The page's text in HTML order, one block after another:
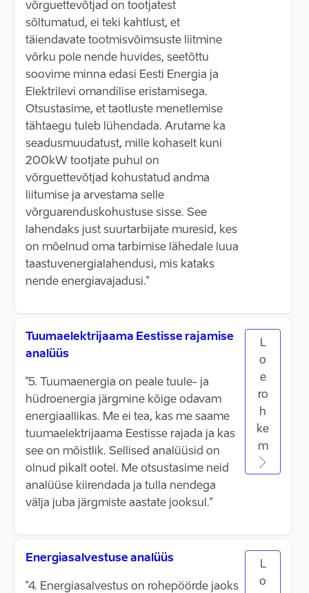
võrguettevõtjad on tootjatest
sõltumatud, ei teki kahtlust, et
täiendavate tootmisvõimsuste liitmine
võrku pole nende huvides, seetõttu
soovime minna edasi Eesti Energia ja
Elektrilevi omandilise eristamisega.
Otsustasime, et taotluste menetlemise
tähtaegu tuleb lühendada. Arutame ka
seadusmuudatust, mille kohaselt kuni
200kW tootjate puhul on
võrguettevõtjad kohustatud andma
liitumise ja arvestama selle
võrguarenduskohustuse sisse. See
lahendaks just suurtarbijate muresid, kes
on mõelnud oma tarbimise lähedale luua
taastuvenergialahendusi, mis kataks
nende energiavajadusi."
Tuumaelektrijaama Eestisse rajamise
analüüs
"5. Tuumaenergia on peale tuule- ja
hüdroenergia järgmine kõige odavam
energiaallikas. Me ei tea, kas me saame
tuumaelektrijaama Eestisse rajada ja kas
see on mõistlik. Sellised analüüsid on
olnud pikalt ootel. Me otsustasime neid
analüüse kiirendada ja tulla nendega
välja juba järgmiste aastate jooksul."
L
o
e
ro
h
ke
m
Energiasalvestuse analüüs
"4. Energiasalvestus on rohepöörde jaoks
L
o